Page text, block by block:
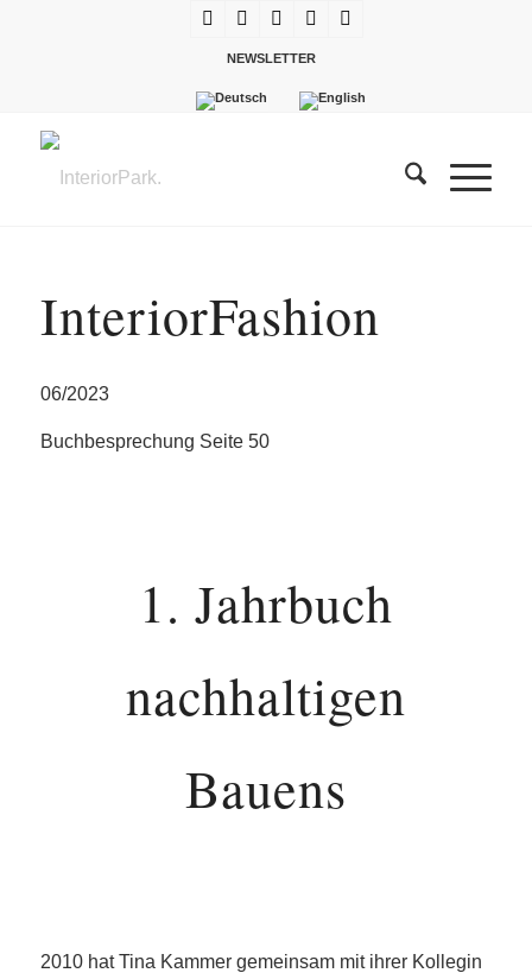
NEWSLETTER
InteriorFashion
06/2023
Buchbesprechung Seite 50
1. Jahrbuch
nachhaltigen
Bauens
2010 hat Tina Kammer gemeinsam mit ihrer Kollegin